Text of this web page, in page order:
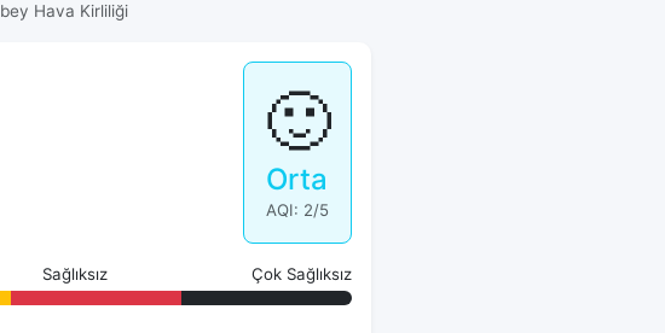
Hava Kirliliği
🙂
Orta
AQI: 2/5
Sağlıksız Çok Sağlıksız